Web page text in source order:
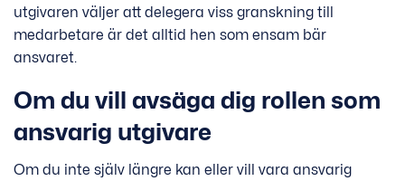
utgivaren väljer att delegera viss granskning till
medarbetare är det alltid hen som ensam bär
ansvaret.
Om du vill avsäga dig rollen som
ansvarig utgivare
Om du inte själv längre kan eller vill vara ansvarig